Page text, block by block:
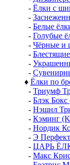
- Ёлки с
-
- Белые
- Голубые
- Чёрные и
-
-
-
♦ Ёлки по
- Триумф
- Блэк
- Нэшнл
- Кэминг
- Нордик
- Э
- ЦАРЬ
- Макс